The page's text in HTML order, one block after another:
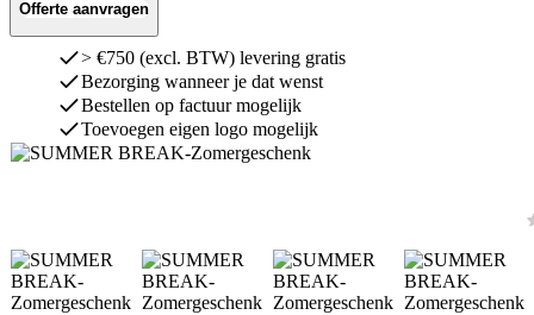
Offerte aanvragen
> €750 (excl. BTW) levering gratis
Bezorging wanneer je dat wenst
Bestellen op factuur mogelijk
Toevoegen eigen logo mogelijk